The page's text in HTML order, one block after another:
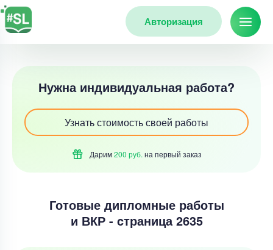
Авторизация
Нужна индивидуальная работа?
Узнать стоимость своей работы
Дарим200 руб. на первый заказ
Готовые дипломные работы
и ВКР - cтраница 2635